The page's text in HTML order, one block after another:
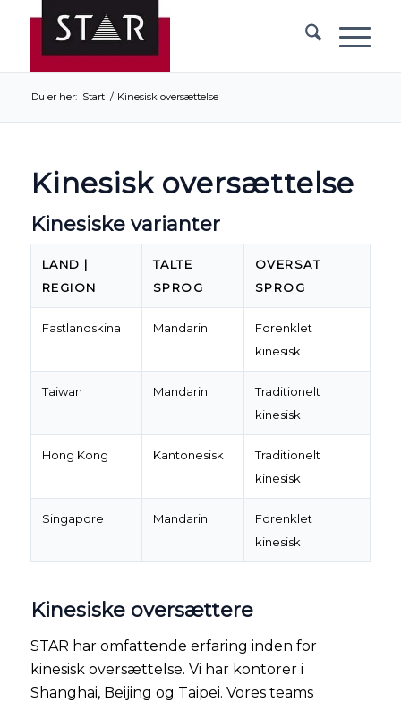
Du er her: Start / Kinesisk oversættelse
Kinesisk oversættelse
Kinesiske varianter
LAND |
REGION
TALTE
SPROG
OVERSAT
SPROG
Fastlandskina Mandarin
Forenklet
kinesisk
Taiwan Mandarin
Traditionelt
kinesisk
Hong Kong Kantonesisk
Traditionelt
kinesisk
Singapore Mandarin
Forenklet
kinesisk
Kinesiske oversættere
STAR har omfattende erfaring inden for
kinesisk oversættelse. Vi har kontorer i
Shanghai, Beijing og Taipei. Vores teams